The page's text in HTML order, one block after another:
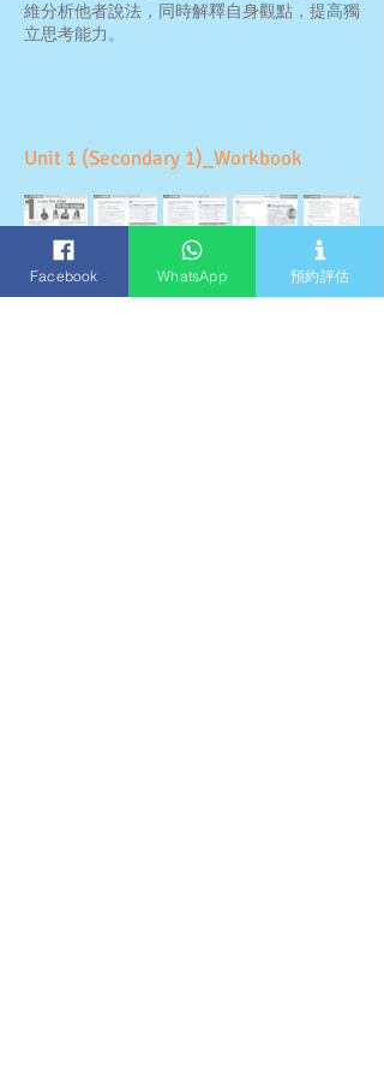
維分析他者說法，同時解釋自身觀點，提高獨
立思考能力。
Unit 1 (Secondary 1)_Workbook
Facebook WhatsApp 預約評估